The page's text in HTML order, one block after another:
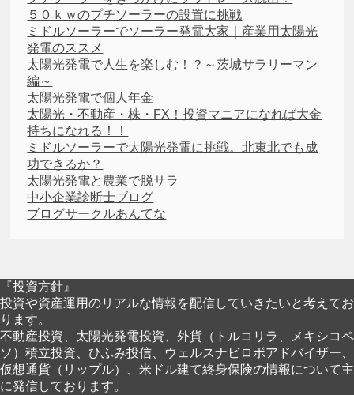
５０ｋｗのプチソーラーの設置に挑戦
ミドルソーラーでソーラー発電大家｜産業用太陽光
発電のススメ
太陽光発電で人生を楽しむ！？～茨城サラリーマン
編～
太陽光発電で個人年金
太陽光・不動産・株・FX！投資マニアになれば大金
持ちになれる！！
ミドルソーラーで太陽光発電に挑戦。北東北でも成
功できるか？
太陽光発電と農業で脱サラ
中小企業診断士ブログ
ブログサークルあんてな
『投資方針』
投資や資産運用のリアルな情報を配信していきたいと考えてお
ります。
不動産投資、太陽光発電投資、外貨（トルコリラ、メキシコペ
ソ）積立投資、ひふみ投信、ウェルスナビロボアドバイザー、
仮想通貨（リップル）、米ドル建て終身保険の情報について主
に発信しております。